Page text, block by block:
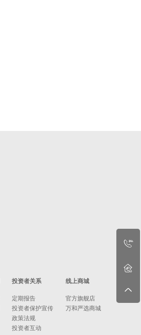
投资者关系
定期报告
投资者保护宣传
政策法规
投资者互动
线上商城
官方旗舰店
万和严选商城